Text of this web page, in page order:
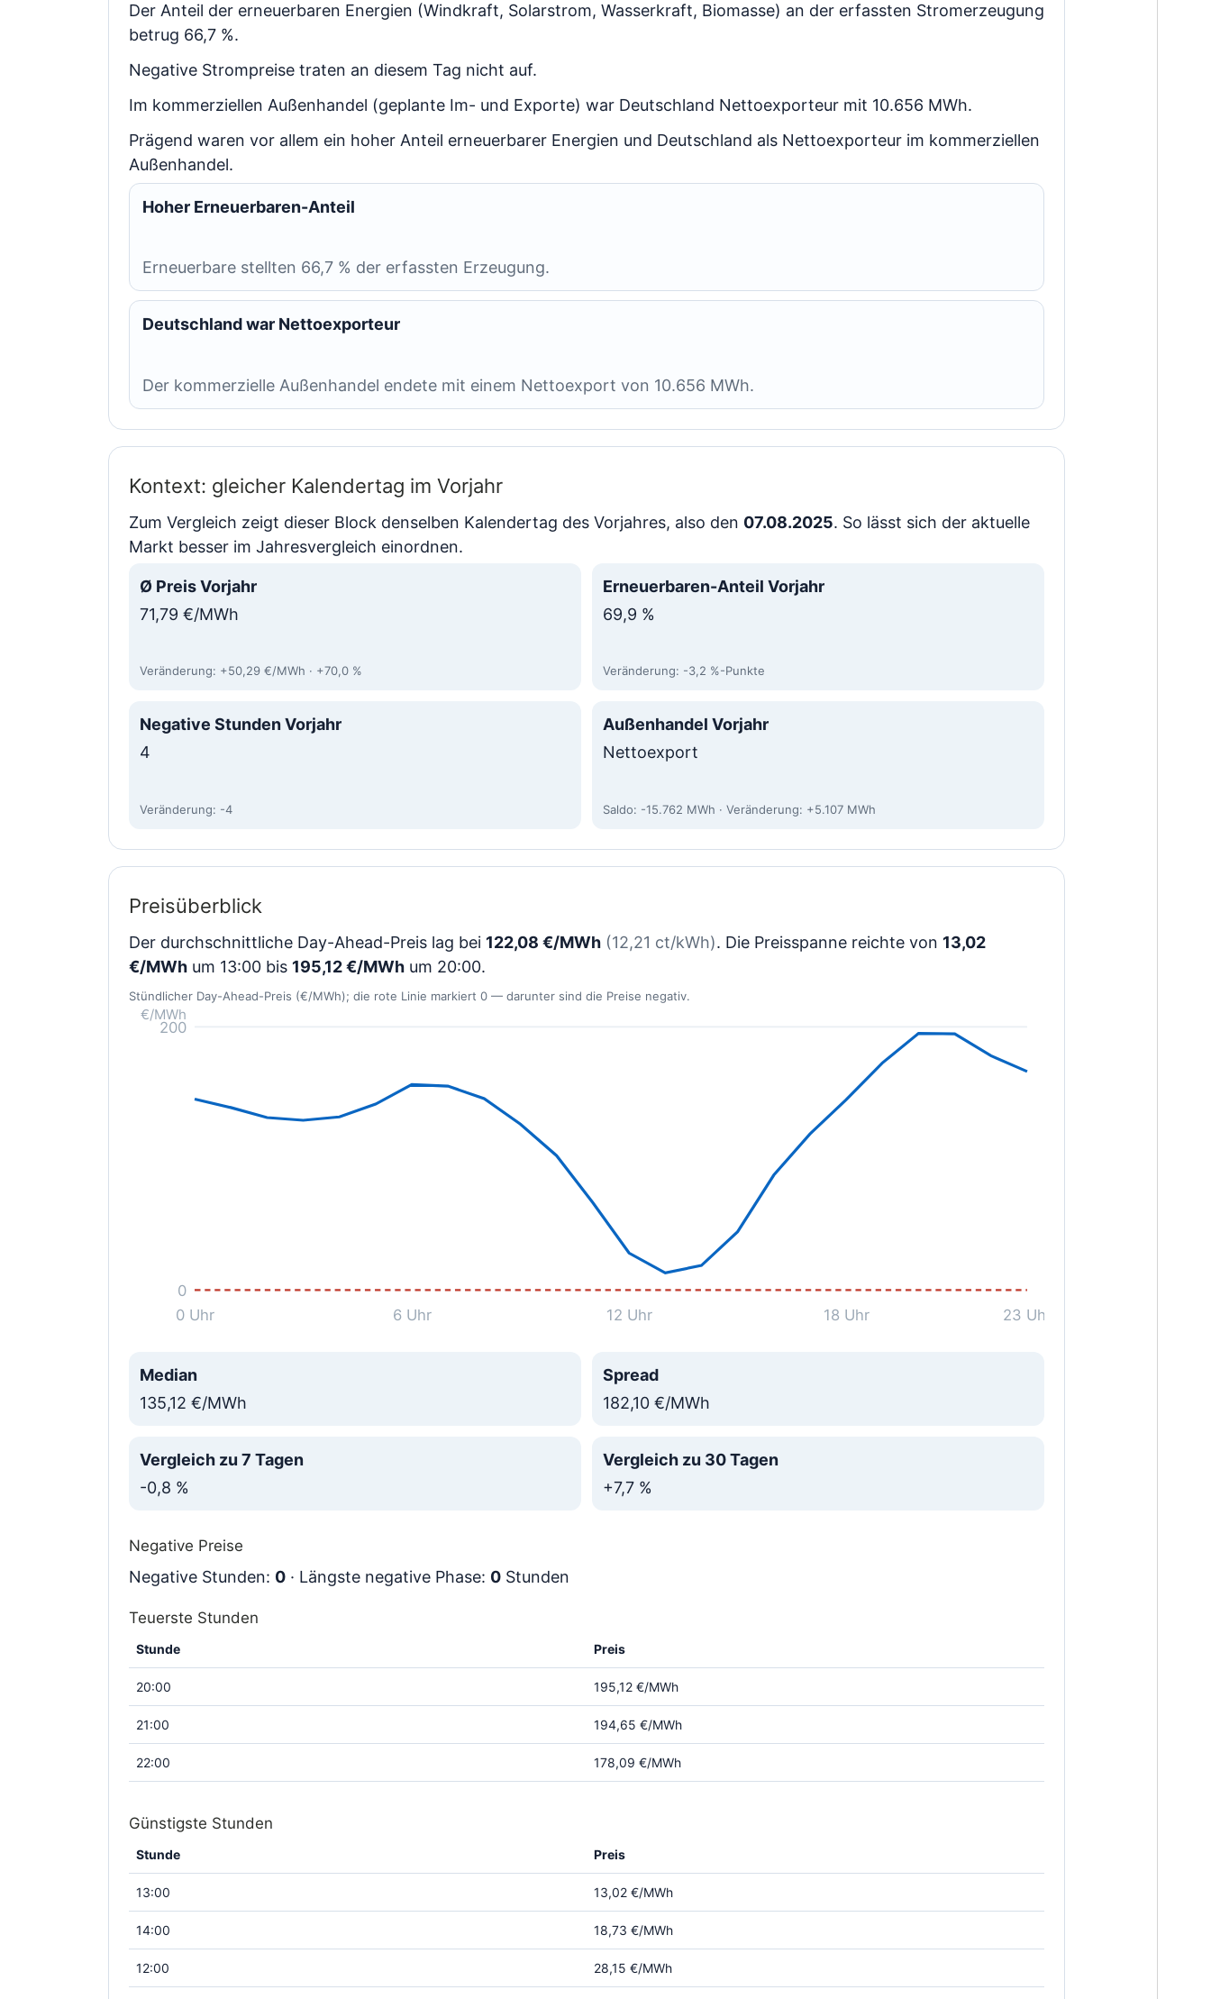
Der Anteil der erneuerbaren Energien (Windkraft, Solarstrom, Wasserkraft, Biomasse) an der erfassten Stromerzeugung
betrug 66,7 %.
Negative Strompreise traten an diesem Tag nicht auf.
Im kommerziellen Außenhandel (geplante Im- und Exporte) war Deutschland Nettoexporteur mit 10.656 MWh.
Prägend waren vor allem ein hoher Anteil erneuerbarer Energien und Deutschland als Nettoexporteur im kommerziellen
Außenhandel.
Hoher Erneuerbaren-Anteil
Erneuerbare stellten 66,7 % der erfassten Erzeugung.
Deutschland war Nettoexporteur
Der kommerzielle Außenhandel endete mit einem Nettoexport von 10.656 MWh.
Kontext: gleicher Kalendertag im Vorjahr
Zum Vergleich zeigt dieser Block denselben Kalendertag des Vorjahres, also den 07.08.2025. So lässt sich der aktuelle
Markt besser im Jahresvergleich einordnen.
Ø Preis Vorjahr
71,79 €/MWh
Veränderung: +50,29 €/MWh · +70,0 %
Erneuerbaren-Anteil Vorjahr
69,9 %
Veränderung: -3,2 %-Punkte
Negative Stunden Vorjahr
4
Veränderung: -4
Außenhandel Vorjahr
Nettoexport
Saldo: -15.762 MWh · Veränderung: +5.107 MWh
Preisüberblick
Der durchschnittliche Day-Ahead-Preis lag bei 122,08 €/MWh (12,21 ct/kWh). Die Preisspanne reichte von 13,02
€/MWh um 13:00 bis 195,12 €/MWh um 20:00.
Stündlicher Day-Ahead-Preis (€/MWh); die rote Linie markiert 0 — darunter sind die Preise negativ.
0
200
0 Uhr 6 Uhr 12 Uhr 18 Uhr 23 Uhr
€/MWh
Median
135,12 €/MWh
Spread
182,10 €/MWh
Vergleich zu 7 Tagen
-0,8 %
Vergleich zu 30 Tagen
+7,7 %
Negative Preise
Negative Stunden: 0 · Längste negative Phase: 0 Stunden
Teuerste Stunden
Stunde Preis
20:00 195,12 €/MWh
21:00 194,65 €/MWh
22:00 178,09 €/MWh
Günstigste Stunden
Stunde Preis
13:00 13,02 €/MWh
14:00 18,73 €/MWh
12:00 28,15 €/MWh